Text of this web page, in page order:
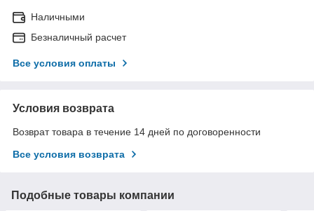
Наличными
Безналичный расчет
Все условия оплаты
Условия возврата
Возврат товара в течение 14 дней по договоренности
Все условия возврата
Подобные товары компании